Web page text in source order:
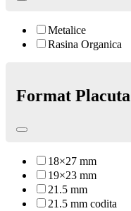
Metalice
Rasina Organica
Format Placuta
18×27 mm
19×23 mm
21.5 mm
21.5 mm codita